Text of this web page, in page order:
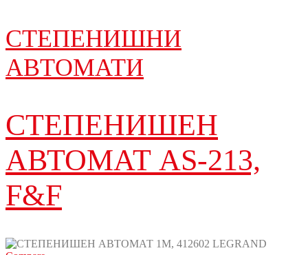
СТЕПЕНИШНИ
АВТОМАТИ
СТЕПЕНИШЕН
АВТОМАТ AS-213,
F&F